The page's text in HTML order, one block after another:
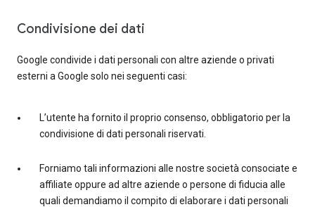
Condivisione dei dati
Google condivide i dati personali con altre aziende o privati
esterni a Google solo nei seguenti casi:
L’utente ha fornito il proprio consenso, obbligatorio per la
condivisione di dati personali riservati.
Forniamo tali informazioni alle nostre società consociate e
affiliate oppure ad altre aziende o persone di fiducia alle
quali demandiamo il compito di elaborare i dati personali